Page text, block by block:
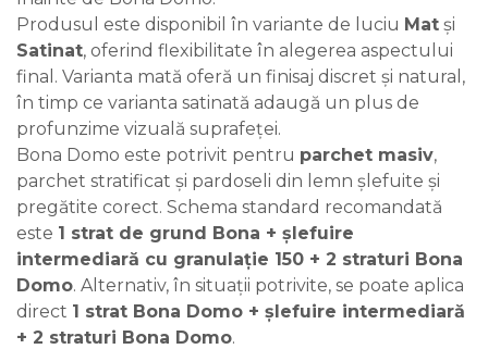
Produsul este disponibil în variante de luciu Mat și
Satinat, oferind flexibilitate în alegerea aspectului
final. Varianta mată oferă un finisaj discret și natural,
în timp ce varianta satinată adaugă un plus de
profunzime vizuală suprafeței.
Bona Domo este potrivit pentru parchet masiv,
parchet stratificat și pardoseli din lemn șlefuite și
pregătite corect. Schema standard recomandată
este 1 strat de grund Bona + șlefuire
intermediară cu granulație 150 + 2 straturi Bona
Domo. Alternativ, în situații potrivite, se poate aplica
direct 1 strat Bona Domo + șlefuire intermediară
+ 2 straturi Bona Domo.